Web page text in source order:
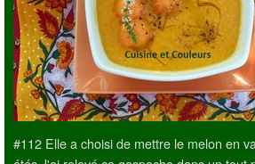
#112 Elle a choisi de mettre le melon en